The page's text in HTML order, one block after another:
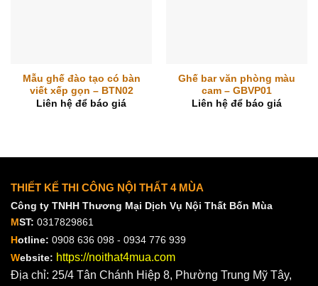
Mẫu ghế đào tạo có bàn
viết xếp gọn – BTN02
Liên hệ để báo giá
Ghế bar văn phòng màu
cam – GBVP01
Liên hệ để báo giá
THIẾT KẾ THI CÔNG NỘI THẤT 4 MÙA
Công ty TNHH Thương Mại Dịch Vụ Nội Thất Bốn Mùa
MST: 0317829861
Hotline: 0908 636 098 - 0934 776 939
Website: https://noithat4mua.com
Địa chỉ: 25/4 Tân Chánh Hiệp 8, Phường Trung Mỹ Tây,